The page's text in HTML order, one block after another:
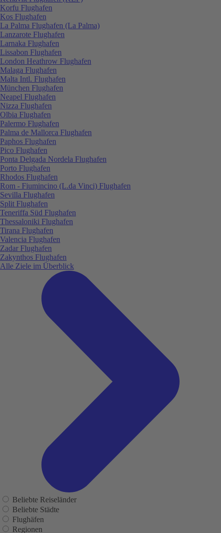
Korfu Flughafen
Kos Flughafen
La Palma Flughafen (La Palma)
Lanzarote Flughafen
Larnaka Flughafen
Lissabon Flughafen
London Heathrow Flughafen
Malaga Flughafen
Malta Intl. Flughafen
München Flughafen
Neapel Flughafen
Nizza Flughafen
Olbia Flughafen
Palermo Flughafen
Palma de Mallorca Flughafen
Paphos Flughafen
Pico Flughafen
Ponta Delgada Nordela Flughafen
Porto Flughafen
Rhodos Flughafen
Rom - Fiumincino (L.da Vinci) Flughafen
Sevilla Flughafen
Split Flughafen
Teneriffa Süd Flughafen
Thessaloniki Flughafen
Tirana Flughafen
Valencia Flughafen
Zadar Flughafen
Zakynthos Flughafen
Alle Ziele im Überblick
Beliebte Reiseländer
Beliebte Städte
Flughäfen
Regionen